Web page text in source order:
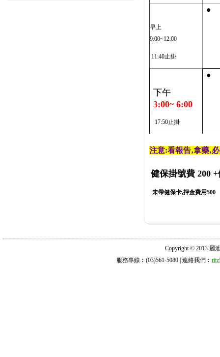
早上
9:00~12:00
11:40止掛
●
下午
3:00~ 6:00
17:50止掛
●
注意:看報告‚拿藥‚
健保掛號費 200 +
未帶健保卡,押金費用500
Copyright © 2013 麗
服務專線︰(03)561-5080 | 連絡我們︰